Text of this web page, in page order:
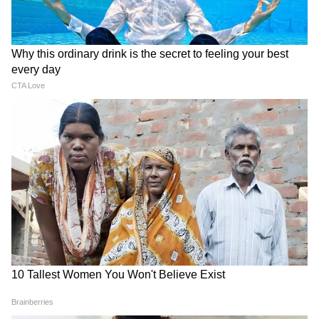
सीरियल अपडेट्स के लिएTV News in Hindiपढ़ें।
साउथ फिल्मों की बड़ी ख़बरों के लिएSouth Cinema
News, और भोजपुरी इंडस्ट्री अपडेट्स के लिएBhojpuri
Newsसेक्शन फॉलो करें — सबसे तेज़ एंटरटेनमेंट कवरेज
यहीं।